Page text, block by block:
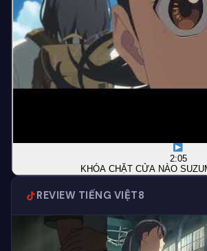
2:05
KHÓA CHẶT CỬA NÀO
REVIEW TIẾNG VIỆT8